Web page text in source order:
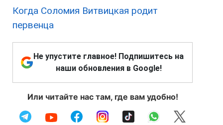
Когда Соломия Витвицкая родит
первенца
Не упустите главное! Подпишитесь на
наши обновления в Google!
Или читайте нас там, где вам удобно!